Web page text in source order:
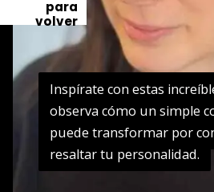
Inspírate con estas
observa cómo un simple
puede transformar por
resaltar tu personalidad.
Inspírate con estas
observa cómo un simple
puede transformar por
resaltar tu personalidad.
para
volver